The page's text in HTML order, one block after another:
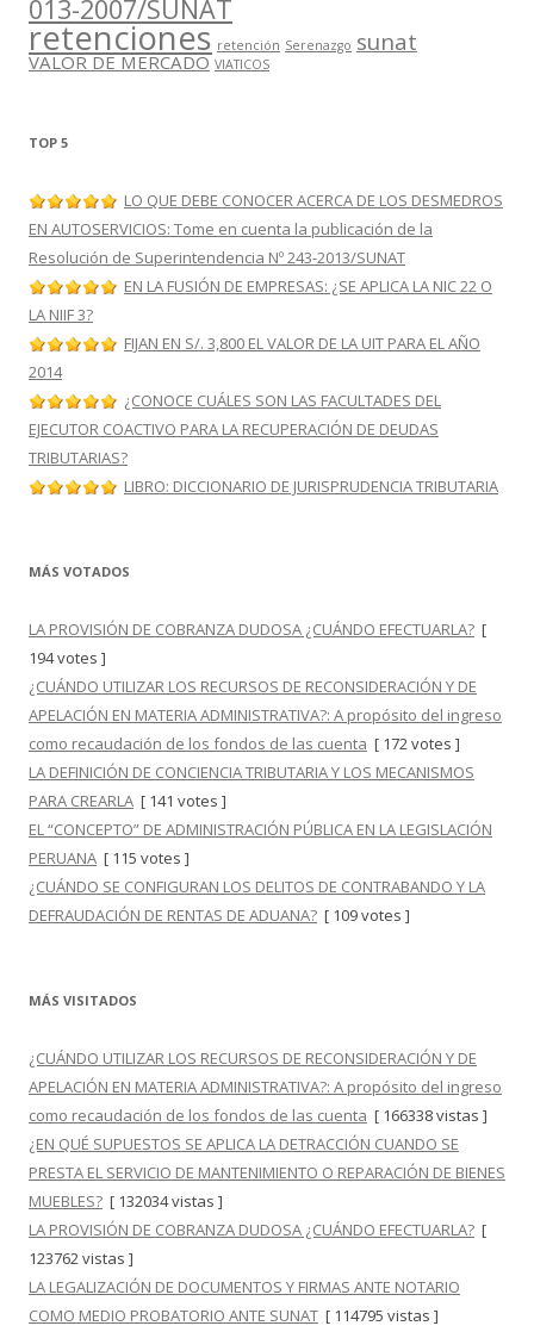
013-2007/SUNAT
retenciones retención Serenazgo sunat
VALOR DE MERCADO VIATICOS
TOP 5
LO QUE DEBE CONOCER ACERCA DE LOS DESMEDROS
EN AUTOSERVICIOS: Tome en cuenta la publicación de la
Resolución de Superintendencia Nº 243-2013/SUNAT
EN LA FUSIÓN DE EMPRESAS: ¿SE APLICA LA NIC 22 O
LA NIIF 3?
FIJAN EN S/. 3,800 EL VALOR DE LA UIT PARA EL AÑO
2014
¿CONOCE CUÁLES SON LAS FACULTADES DEL
EJECUTOR COACTIVO PARA LA RECUPERACIÓN DE DEUDAS
TRIBUTARIAS?
LIBRO: DICCIONARIO DE JURISPRUDENCIA TRIBUTARIA
MÁS VOTADOS
LA PROVISIÓN DE COBRANZA DUDOSA ¿CUÁNDO EFECTUARLA? [
194 votes ]
¿CUÁNDO UTILIZAR LOS RECURSOS DE RECONSIDERACIÓN Y DE
APELACIÓN EN MATERIA ADMINISTRATIVA?: A propósito del ingreso
como recaudación de los fondos de las cuenta [ 172 votes ]
LA DEFINICIÓN DE CONCIENCIA TRIBUTARIA Y LOS MECANISMOS
PARA CREARLA [ 141 votes ]
EL “CONCEPTO” DE ADMINISTRACIÓN PÚBLICA EN LA LEGISLACIÓN
PERUANA [ 115 votes ]
¿CUÁNDO SE CONFIGURAN LOS DELITOS DE CONTRABANDO Y LA
DEFRAUDACIÓN DE RENTAS DE ADUANA? [ 109 votes ]
MÁS VISITADOS
¿CUÁNDO UTILIZAR LOS RECURSOS DE RECONSIDERACIÓN Y DE
APELACIÓN EN MATERIA ADMINISTRATIVA?: A propósito del ingreso
como recaudación de los fondos de las cuenta [ 166338 vistas ]
¿EN QUÉ SUPUESTOS SE APLICA LA DETRACCIÓN CUANDO SE
PRESTA EL SERVICIO DE MANTENIMIENTO O REPARACIÓN DE BIENES
MUEBLES? [ 132034 vistas ]
LA PROVISIÓN DE COBRANZA DUDOSA ¿CUÁNDO EFECTUARLA? [
123762 vistas ]
LA LEGALIZACIÓN DE DOCUMENTOS Y FIRMAS ANTE NOTARIO
COMO MEDIO PROBATORIO ANTE SUNAT [ 114795 vistas ]